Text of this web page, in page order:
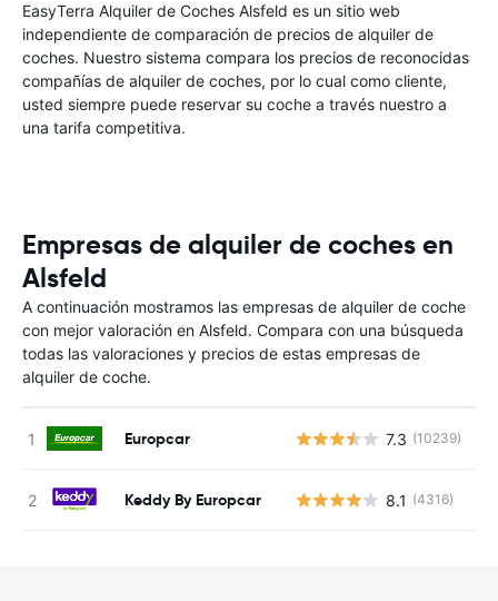
EasyTerra Alquiler de Coches Alsfeld es un sitio web
independiente de comparación de precios de alquiler de
coches. Nuestro sistema compara los precios de reconocidas
compañías de alquiler de coches, por lo cual como cliente,
usted siempre puede reservar su coche a través nuestro a
una tarifa competitiva.
Empresas de alquiler de coches en
Alsfeld
A continuación mostramos las empresas de alquiler de coche
con mejor valoración en Alsfeld. Compara con una búsqueda
todas las valoraciones y precios de estas empresas de
alquiler de coche.
Europcar 7.3 (10239)
Keddy By Europcar 8.1 (4316)